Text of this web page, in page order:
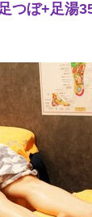
つぼ+足